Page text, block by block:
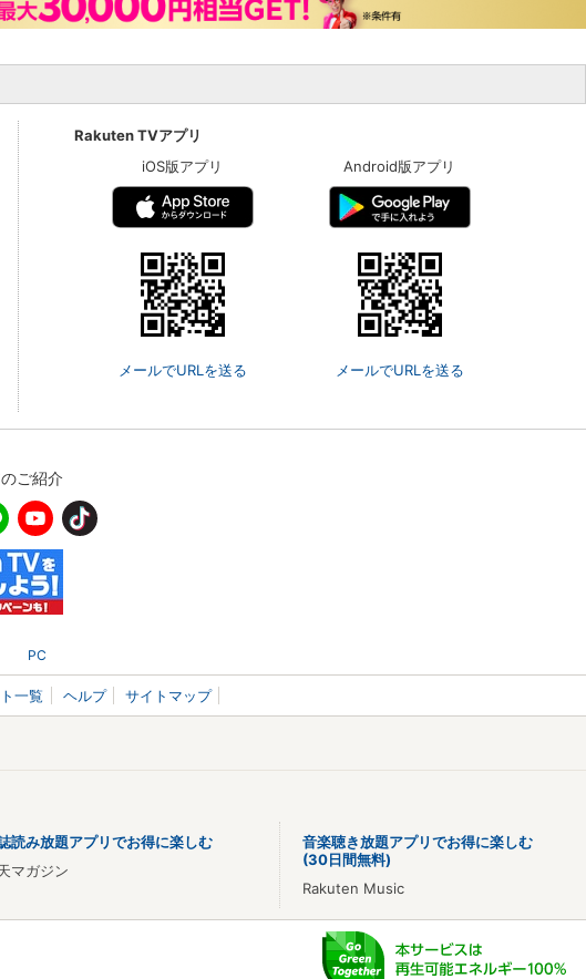
Rakuten TVアプリ
iOS版アプリ
メールでURLを送る
Android版アプリ
メールでURLを送る
ご紹介
PC
一覧 ヘルプ サイトマップ
読み放題アプリでお得に楽しむ
マガジン
音楽聴き放題アプリでお得に楽しむ
(30日間無料)
Rakuten Music